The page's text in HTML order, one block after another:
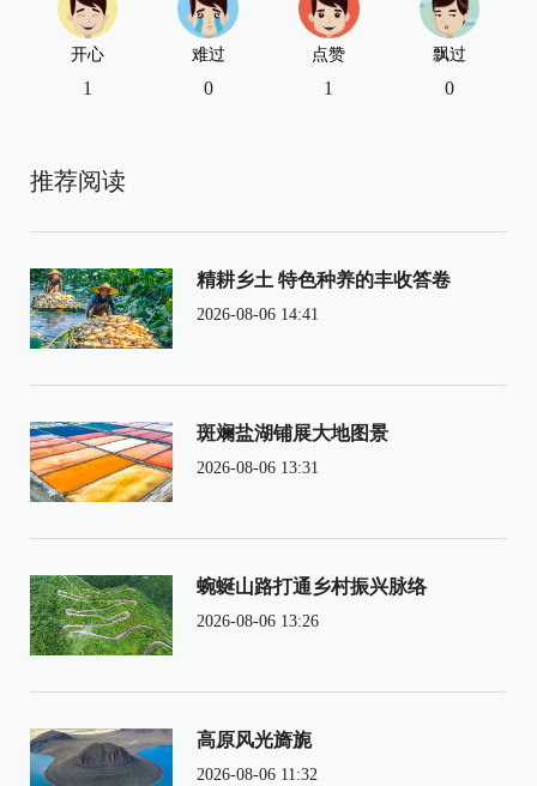
开心
1
难过
0
点赞
1
飘过
0
推荐阅读
精耕乡土 特色种养的丰收答卷
2026-08-06 14:41
斑斓盐湖铺展大地图景
2026-08-06 13:31
蜿蜒山路打通乡村振兴脉络
2026-08-06 13:26
高原风光旖旎
2026-08-06 11:32